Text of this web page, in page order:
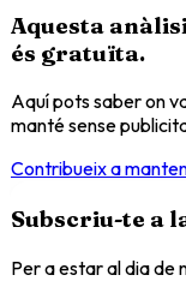
Aquesta
és gratuïta.
Aquí pots saber on
manté sense
Contribueix a
Subscriu-te a
Per a estar al dia de